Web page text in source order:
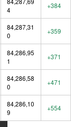
4
+384
84,287,31
0
+359
84,286,95
1
+371
84,286,58
0
+471
84,286,10
9
+554